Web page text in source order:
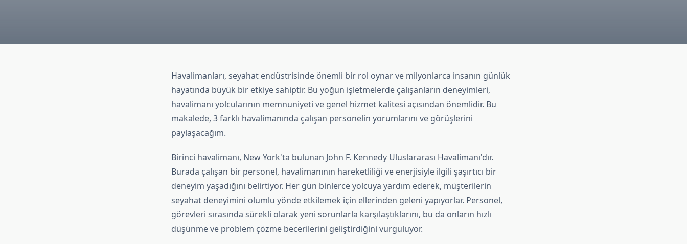
Havalimanları, seyahat endüstrisinde önemli bir rol oynar ve milyonlarca insanın günlük
hayatında büyük bir etkiye sahiptir. Bu yoğun işletmelerde çalışanların deneyimleri,
havalimanı yolcularının memnuniyeti ve genel hizmet kalitesi açısından önemlidir. Bu
makalede, 3 farklı havalimanında çalışan personelin yorumlarını ve görüşlerini
paylaşacağım.
Birinci havalimanı, New York'ta bulunan John F. Kennedy Uluslararası Havalimanı'dır.
Burada çalışan bir personel, havalimanının hareketliliği ve enerjisiyle ilgili şaşırtıcı bir
deneyim yaşadığını belirtiyor. Her gün binlerce yolcuya yardım ederek, müşterilerin
seyahat deneyimini olumlu yönde etkilemek için ellerinden geleni yapıyorlar. Personel,
görevleri sırasında sürekli olarak yeni sorunlarla karşılaştıklarını, bu da onların hızlı
düşünme ve problem çözme becerilerini geliştirdiğini vurguluyor.